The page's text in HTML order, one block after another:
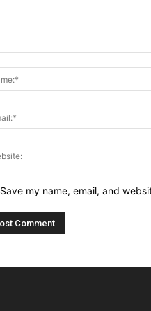
Save my name, email, and